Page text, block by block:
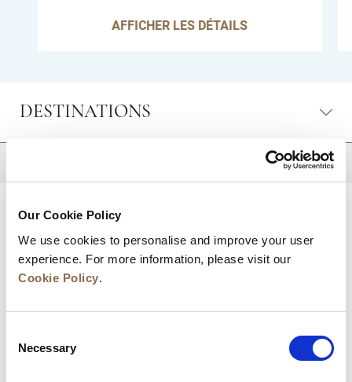
Our Cookie Policy
We use cookies to personalise and improve your user
experience. For more information, please visit our
Cookie Policy.
Selection
Necessary
Explore the thriving commercial and cultural capital
of Turkey from Fraser Place Antasya’s
ensure a safe and secure stay in modern, stylish
surroundings tailored to the needs of business and
AFFICHER LES DÉTAILS
DESTINATIONS
RETOUR EN HAUT DE PAGE